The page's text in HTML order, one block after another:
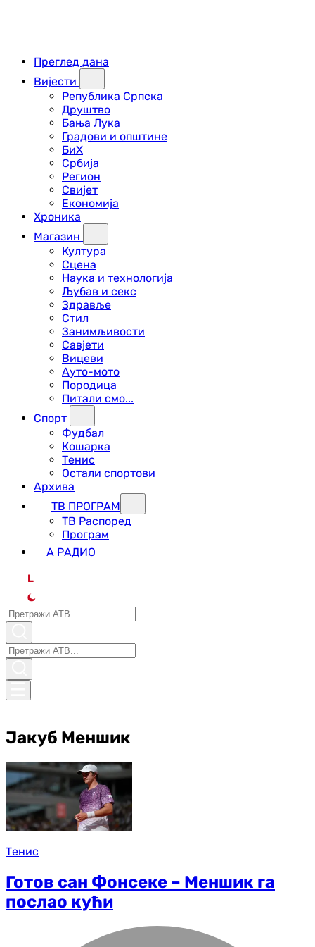
Преглед дана
Вијести
Република Српска
Друштво
Бања Лука
Градови и општине
БиХ
Србија
Регион
Свијет
Економија
Хроника
Магазин
Култура
Сцена
Наука и технологија
Љубав и секс
Здравље
Стил
Занимљивости
Савјети
Вицеви
Ауто-мото
Породица
Питали смо...
Спорт
Фудбал
Кошарка
Тенис
Остали спортови
Архива
ТВ ПРОГРАМ
ТВ Распоред
Програм
А РАДИО
L
Јакуб Меншик
Тенис
Готов сан Фонсеке – Меншик га
послао кући